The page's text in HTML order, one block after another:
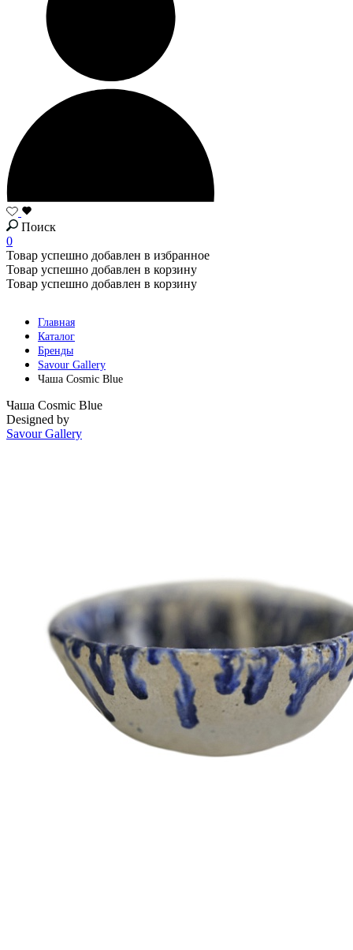
Поиск
0
Товар успешно добавлен в избранное
Товар успешно добавлен в корзину
Товар успешно добавлен в корзину
Главная
Каталог
Бренды
Savour Gallery
Чаша Cosmic Blue
Чаша Cosmic Blue
Designed by
Savour Gallery